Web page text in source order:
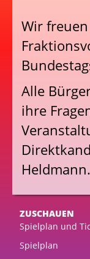
Wir
Alle
ihre
Heldmann.
ZUSCHAUEN
Spielplan und
Spielplan